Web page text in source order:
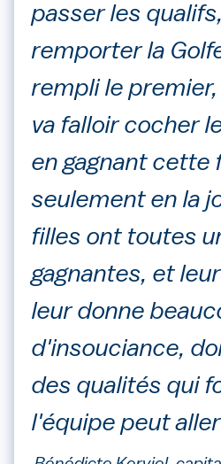
passer les
remporter la
rempli le
va falloir cocher
en gagnant cette
seulement en la
filles ont toutes
gagnantes, et
leur donne
d'insouciance,
des qualités qui
l'équipe peut